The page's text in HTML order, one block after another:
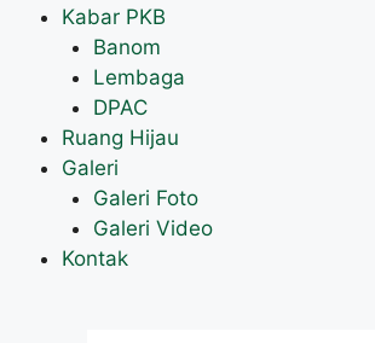
Kabar PKB
Banom
Lembaga
DPAC
Ruang Hijau
Galeri
Galeri Foto
Galeri Video
Kontak